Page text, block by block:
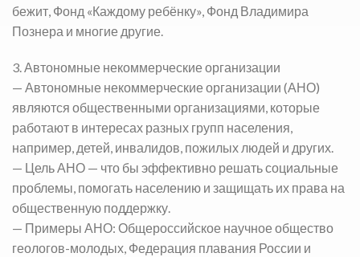
бежит, Фонд «Каждому ребёнку», Фонд Владимира
Познера и многие другие.
3. Автономные некоммерческие организации
— Автономные некоммерческие организации (АНО)
являются общественными организациями, которые
работают в интересах разных групп населения,
например, детей, инвалидов, пожилых людей и других.
— Цель АНО — что бы эффективно решать социальные
проблемы, помогать населению и защищать их права на
общественную поддержку.
— Примеры АНО: Общероссийское научное общество
геологов-молодых, Федерация плавания России и